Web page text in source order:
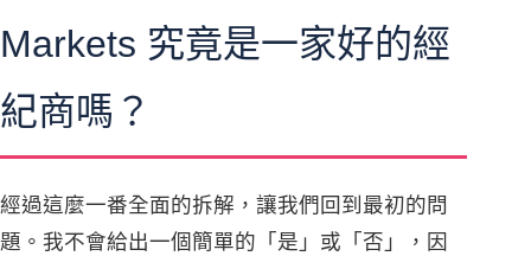
Markets 究竟是一家好的經
紀商嗎？
經過這麼一番全面的拆解，讓我們回到最初的問
題。我不會給出一個簡單的「是」或「否」，因